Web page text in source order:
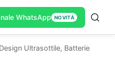
WhatsApp NOVITÀ
Ultrasottile, Batterie